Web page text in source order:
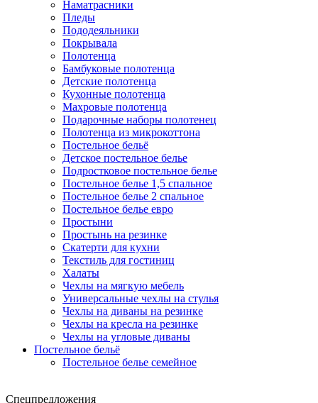
Наматрасники
Пледы
Пододеяльники
Покрывала
Полотенца
Бамбуковые полотенца
Детские полотенца
Кухонные полотенца
Махровые полотенца
Подарочные наборы полотенец
Полотенца из микрокоттона
Постельное бельё
Детское постельное белье
Подростковое постельное белье
Постельное белье 1,5 спальное
Постельное белье 2 спальное
Постельное белье евро
Простыни
Простынь на резинке
Скатерти для кухни
Текстиль для гостиниц
Халаты
Чехлы на мягкую мебель
Универсальные чехлы на стулья
Чехлы на диваны на резинке
Чехлы на кресла на резинке
Чехлы на угловые диваны
Постельное бельё
Постельное белье семейное
Спецпредложения